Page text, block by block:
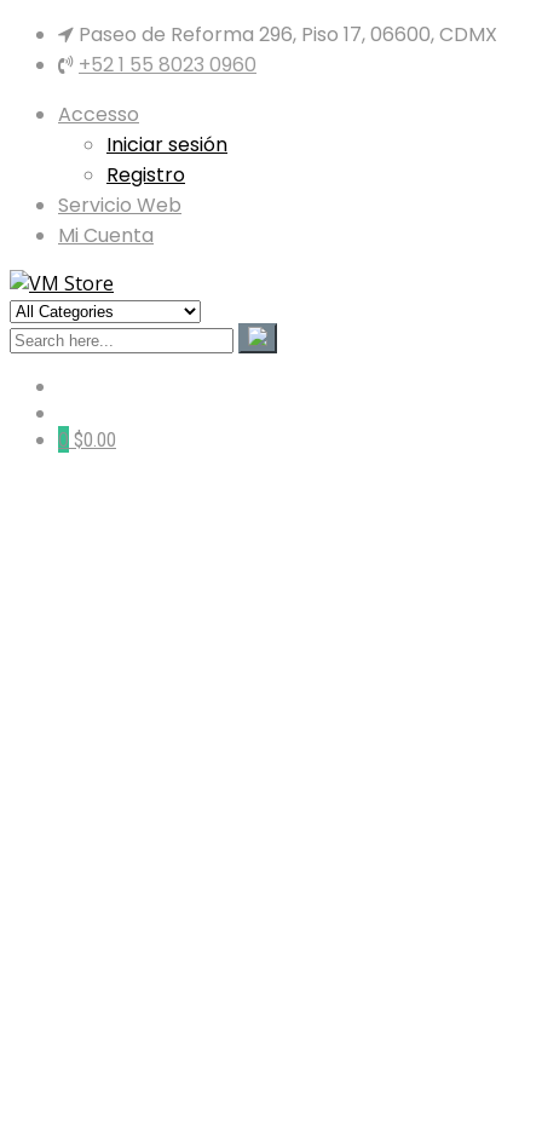
Paseo de Reforma 296, Piso 17, 06600, CDMX
+52 1 55 8023 0960
Accesso
Iniciar sesión
Registro
Servicio Web
Mi Cuenta
0 $0.00